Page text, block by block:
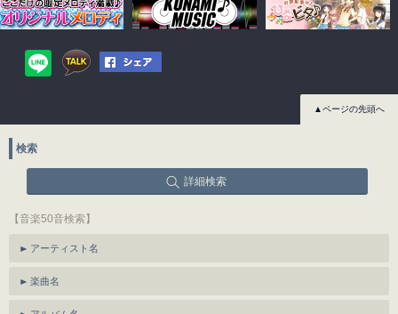
▲ページの先頭へ
検索
詳細検索
【音楽50音検索】
アーティスト名
楽曲名